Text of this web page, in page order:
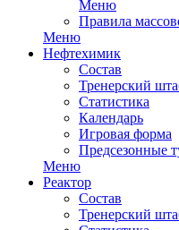
Меню
Правила
Меню
Нефтехимик
Состав
Тренерский
Статистика
Календарь
Игровая форма
Предсезонные
Меню
Реактор
Состав
Тренерский